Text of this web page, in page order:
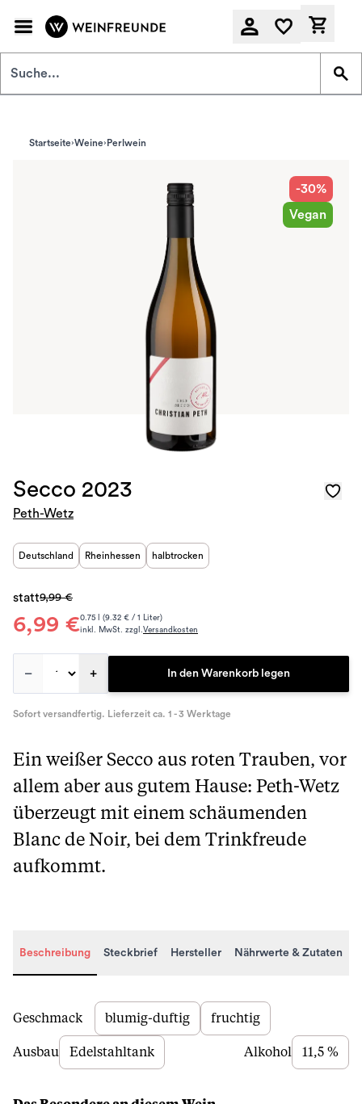
Startseite Weine Perlwein
-30%
Vegan
Secco 2023
Peth-Wetz
Deutschland Rheinhessen halbtrocken
6,99 €
statt9,99 €
0.75 l (9.32 € / 1 Liter)
inkl. MwSt. zzgl.Versandkosten
– + In den Warenkorb legen
Sofort versandfertig. Lieferzeit ca. 1 - 3 Werktage
Ein weißer Secco aus roten Trauben, vor
allem aber aus gutem Hause: Peth-Wetz
überzeugt mit einem schäumenden
Blanc de Noir, bei dem Trinkfreude
aufkommt.
Beschreibung Steckbrief Hersteller Nährwerte & Zutaten
Beschreibung
Geschmack blumig-duftig fruchtig
Ausbau Edelstahltank Alkohol 11,5 %